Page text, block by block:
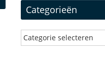
Categorieën
Categorieën